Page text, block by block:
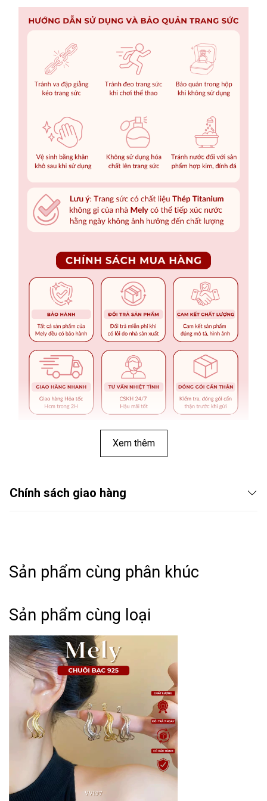
➤ Tên hàng hóa: Bông tai nữ mạ vàng mặt đá đen hình
cỏ 4 lá xu hướng Hàn Quốc - TT80
➤ Phong cách: Basic - Classic - Minimalism.
➤ Kiểu dáng: Thanh lịch, thời trang theo xu hướng, dễ
phối đồ.
➤ Thiết kế: Tinh xảo, tỉ mĩ, độ hoàn thiện cao
HƯỚNG DẪN BẢO QUẢN:
➤ Vệ sinh sản phẩm loại bỏ mồ hôi, bụi bẩn sau khi sử
➤ Bảo quản trong túi hoặc hộp kín riêng từng mẫu.
➤ Tránh va đập, chơi thể thao, vận động mạnh khi đeo
trang sức.
Xem thêm
Chính sách giao hàng
Sản phẩm cùng phân khúc
Sản phẩm cùng loại